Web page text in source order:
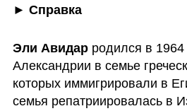
► Справка
Эли Авидар родился в 1964
Александрии в семье
которых иммигрировали в
семья репатриировалась в